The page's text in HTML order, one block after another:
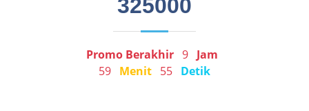
325000
Promo Berakhir 9 Jam
59 Menit 55 Detik